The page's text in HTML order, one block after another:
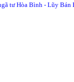
tư Hòa Bình - Lũy Bán